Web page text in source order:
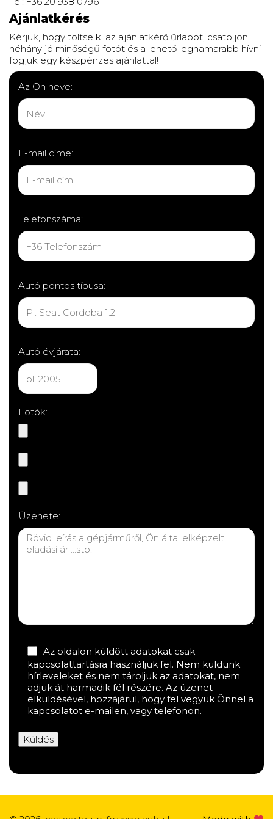
Ajánlatkérés
Kérjük, hogy töltse ki az ajánlatkérő űrlapot, csatoljon
néhány jó minőségű fotót és a lehető leghamarabb hívni
fogjuk egy készpénzes ajánlattal!
Az Ön neve:
E-mail címe:
Telefonszáma:
Autó pontos típusa:
Autó évjárata:
Fotók:
Üzenete:
Az oldalon küldött adatokat csak
kapcsolattartásra használjuk fel. Nem küldünk
hírleveleket és nem tároljuk az adatokat, nem
adjuk át harmadik fél részére. Az üzenet
elküldésével, hozzájárul, hogy fel vegyük Önnel a
kapcsolatot e-mailen, vagy telefonon.